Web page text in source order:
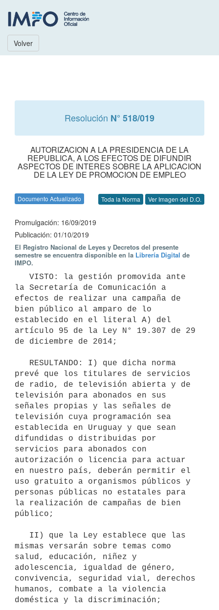
Volver
Resolución N° 518/019
AUTORIZACION A LA PRESIDENCIA DE LA
REPUBLICA, A LOS EFECTOS DE DIFUNDIR
ASPECTOS DE INTERES SOBRE LA APLICACION
DE LA LEY DE PROMOCION DE EMPLEO
Documento Actualizado Toda la Norma Ver Imagen del D.O.
Promulgación: 16/09/2019
Publicación: 01/10/2019
El Registro Nacional de Leyes y Decretos del presente
semestre se encuentra disponible en la Librería Digital de
IMPO.
la Secretaría de Comunicación a
efectos de realizar una campaña de
bien público al amparo de lo
establecido en el literal A) del
artículo 95 de la Ley N° 19.307 de 29
de diciembre de 2014;
prevé que los titulares de servicios
de radio, de televisión abierta y de
televisión para abonados en sus
señales propias y las señales de
televisión cuya programación sea
establecida en Uruguay y que sean
difundidas o distribuidas por
servicios para abonados con
autorización o licencia para actuar
en nuestro país, deberán permitir el
uso gratuito a organismos públicos y
personas públicas no estatales para
la realización de campañas de bien
público;
mismas versarán sobre temas como
salud, educación, niñez y
adolescencia, igualdad de género,
convivencia, seguridad vial, derechos
humanos, combate a la violencia
doméstica y la discriminación;